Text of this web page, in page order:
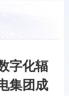
字化辐
集团成